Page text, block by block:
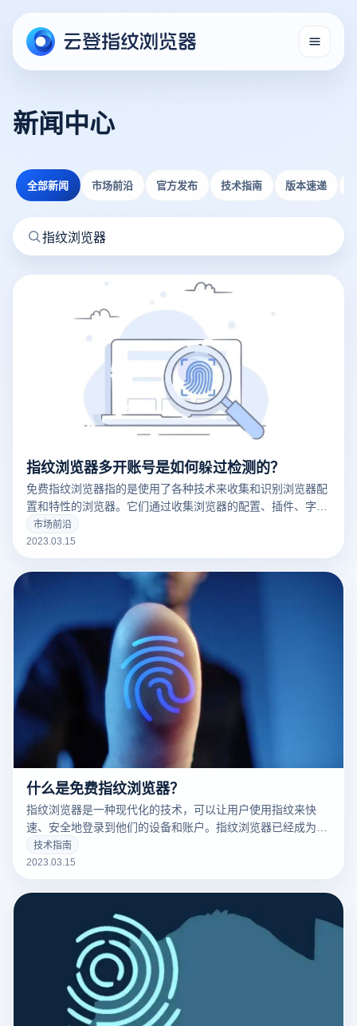
新闻中心
全部新闻 市场前沿 官方发布 技术指南 版本速递
指纹浏览器多开账号是如何躲过检测的？
免费指纹浏览器指的是使用了各种技术来收集和识别浏览器配
置和特性的浏览器。它们通过收集浏览器的配置、插件、字
体、操作系统版本等信息来创建一个唯一的浏览器指纹，这可
以用于追踪用户的在线行为。
市场前沿
2023.03.15
什么是免费指纹浏览器？
指纹浏览器是一种现代化的技术，可以让用户使用指纹来快
速、安全地登录到他们的设备和账户。指纹浏览器已经成为了
现代科技的标志之一，并且越来越多的人开始使用它。
技术指南
2023.03.15